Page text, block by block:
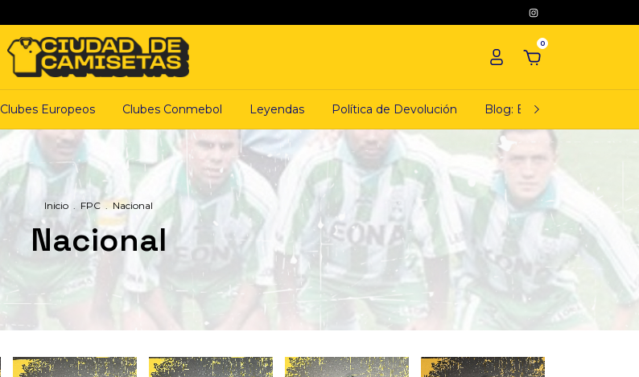
0
Clubes Europeos Clubes Conmebol Leyendas Política de Devolución Blog: El ciudadano
Inicio . FPC . Nacional
Nacional